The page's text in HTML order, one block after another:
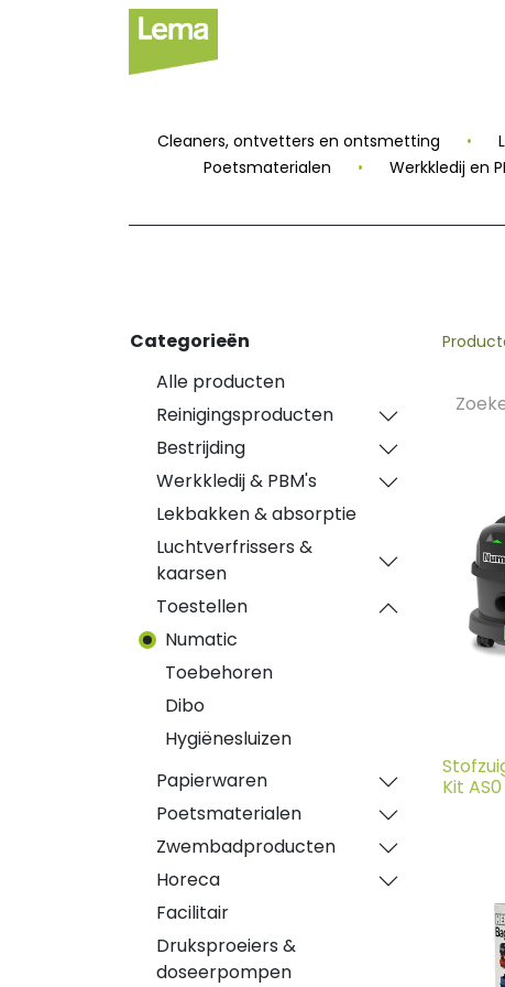
Cleaners, ontvetters en ontsmetting •
Poetsmaterialen
• Werkkledij en
Categorieën
Alle producten
Reinigingsproducten
Bestrijding
Werkkledij & PBM's
Lekbakken & absorptie
Luchtverfrissers &
kaarsen
Toestellen
Numatic
Toebehoren
Dibo
Hygiënesluizen
Papierwaren
Poetsmaterialen
Zwembadproducten
Horeca
Facilitair
Druksproeiers &
doseerpompen
Kit AS0